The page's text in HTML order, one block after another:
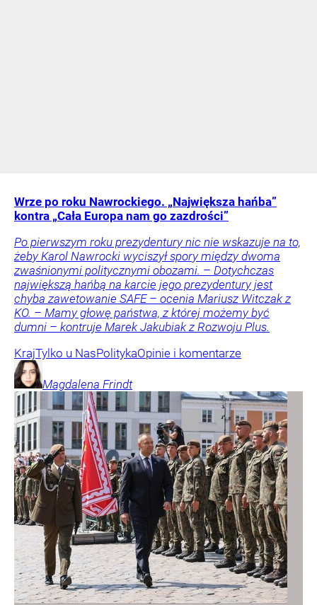
Wrze po roku Nawrockiego. „Największa hańba”
kontra „Cała Europa nam go zazdrości”
Po pierwszym roku prezydentury nic nie wskazuje na to,
żeby Karol Nawrocki wyciszył spory między dwoma
zwaśnionymi politycznymi obozami. – Dotychczas
największą hańbą na karcie jego prezydentury jest
chyba zawetowanie SAFE – ocenia Mariusz Witczak z
KO. – Mamy głowę państwa, z której możemy być
dumni – kontruje Marek Jakubiak z Rozwoju Plus.
KrajTylko u NasPolitykaOpinie i komentarze
Magdalena Frindt